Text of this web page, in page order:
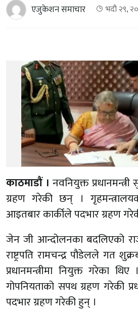
एजुकेशन समाचार भदौ २९,
काठमाडौं । नवनियुक्त
ग्रहण गरेकी छन् ।
आइतबार कार्कीले पदभार ग्रहण
जेन जी आन्दोलनका बदलिएको
राष्ट्रपति रामचन्द्र पौडेलले गत
प्रधानमन्त्रीमा नियुक्त गरेका
गोपनियताको सपथ ग्रहण गरेकी
पदभार ग्रहण गरेकी हुन् ।